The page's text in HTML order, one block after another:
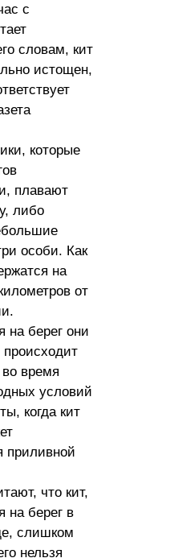
с
словам, кит
истощен,
которые
плавают
либо
особи. Как
на
от
на берег они
происходит
время
условий
когда кит
приливной
что кит,
на берег в
слишком
нельзя